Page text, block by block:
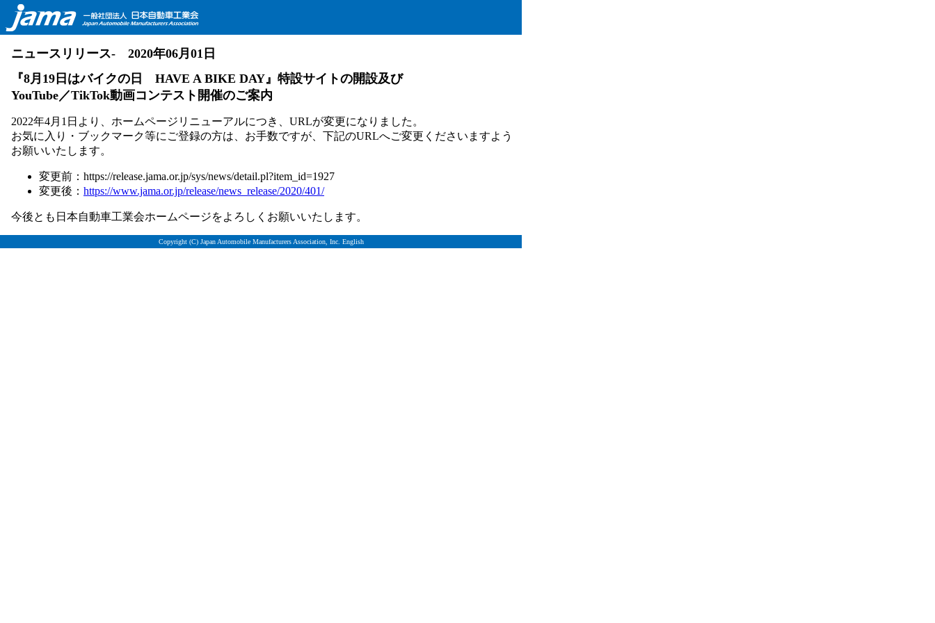
ニュースリリース- 2020年06月01日
『8月19日はバイクの日 HAVE A BIKE DAY』特設サイトの開設及び
YouTube／TikTok動画コンテスト開催のご案内
2022年4月1日より、ホームページリニューアルにつき、URLが変更になりました。
お気に入り・ブックマーク等にご登録の方は、お手数ですが、下記のURLへご変更くださいますよう
お願いいたします。
変更前：https://release.jama.or.jp/sys/news/detail.pl?item_id=1927
変更後： https://www.jama.or.jp/release/news_release/2020/401/
今後とも日本自動車工業会ホームページをよろしくお願いいたします。
Copyright (C) Japan Automobile Manufacturers Association, Inc. English